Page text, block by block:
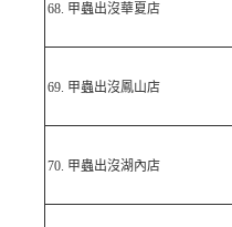
68. 甲蟲出沒華夏店
69. 甲蟲出沒鳳山店
70. 甲蟲出沒湖內店